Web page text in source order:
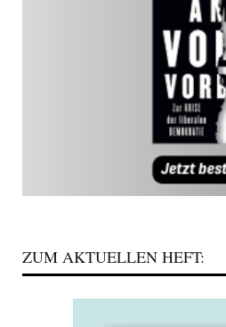
ZUM AKTUELLEN HEFT: